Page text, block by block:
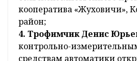
кооператива «Жуховичи»,
район;
4. Трофимчик Денис
контрольно-
средствам автоматики